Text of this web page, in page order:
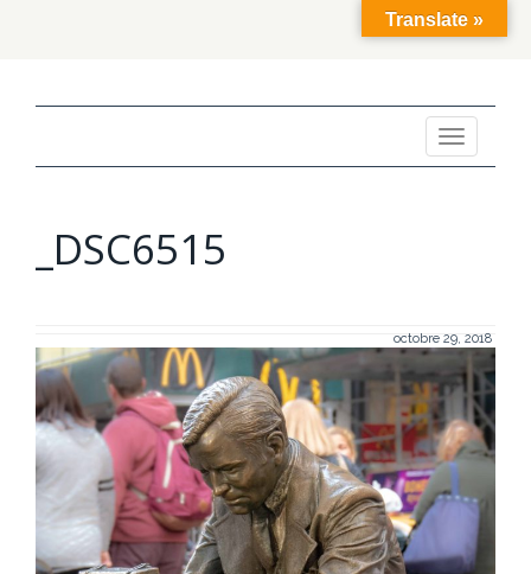
Toggle
navigation
_DSC6515
octobre 29, 2018
Translate »